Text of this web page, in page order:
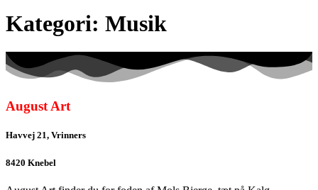
Kategori: Musik
August Art
Havvej 21, Vrinners
8420 Knebel